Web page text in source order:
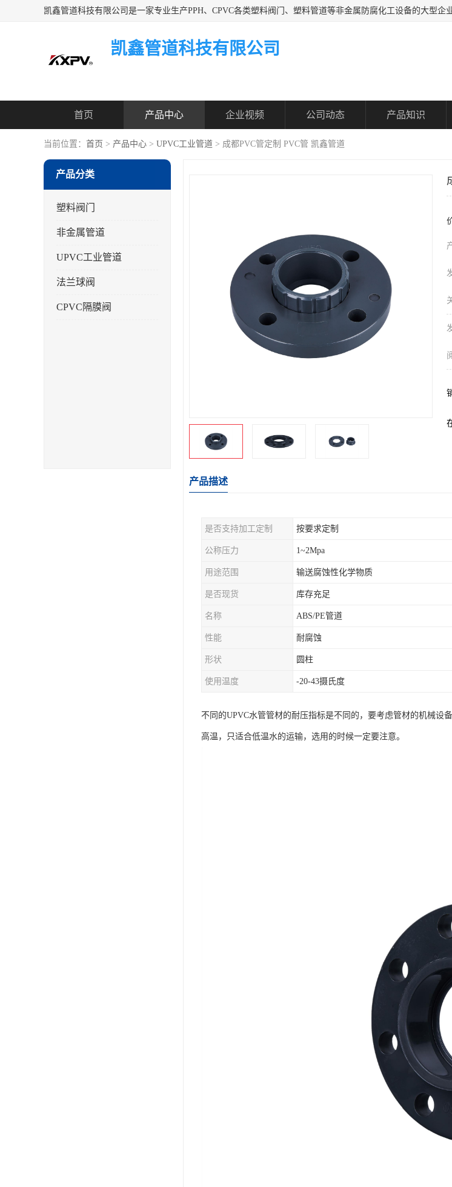
凯鑫管道科技有限公司
首页 产品中心 企业视频 公司动态 产品知识
当前位置： 首页 > 产品中心 > UPVC工业管道 > 成都PVC管定制 PVC管 凯鑫管道
产品分类
塑料阀门
非金属管道
UPVC工业管道
法兰球阀
CPVC隔膜阀
产品描述
是否支持加工定制 按要求定制
公称压力 1~2Mpa
用途范围 输送腐蚀性化学物质
是否现货 库存充足
名称 ABS/PE管道
性能 耐腐蚀
形状 圆柱
使用温度 -20-43摄氏度
不同的UPVC水管管材的耐压指标是不同的，要考虑管材的机械设
高温，只适合低温水的运输，选用的时候一定要注意。